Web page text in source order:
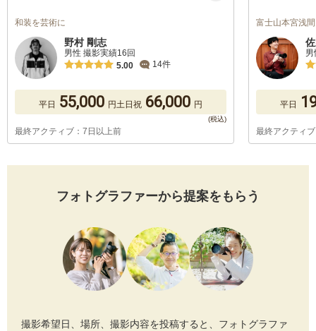
和装を芸術に
野村 剛志
男性 撮影実績16回
5.00
14件
平日 55,000 円土日祝 66,000 円
最終アクティブ：7日以上前
富士山本宮浅
男
平日
最終アクティ
フォトグラファーから提案をもらう
撮影希望日、場所、撮影内容を投稿すると、フォトグラファ